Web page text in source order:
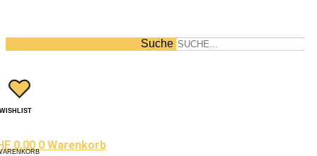
Suche
WISHLIST
0.00 0 Warenkorb